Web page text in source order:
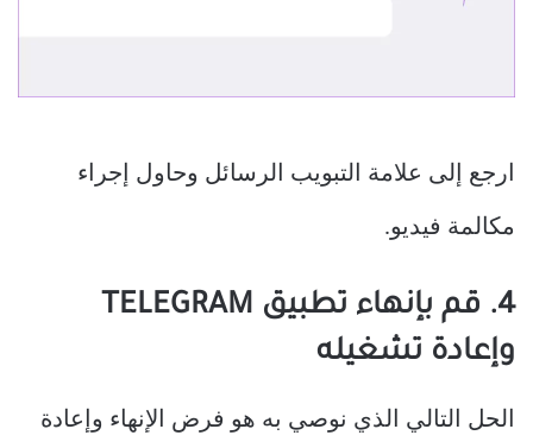
ارجع إلى علامة التبويب الرسائل وحاول إجراء
مكالمة فيديو.
4. قم بإنهاء تطبيق TELEGRAM
وإعادة تشغيله
الحل التالي الذي نوصي به هو فرض الإنهاء وإعادة